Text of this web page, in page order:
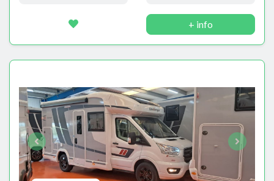
+ info